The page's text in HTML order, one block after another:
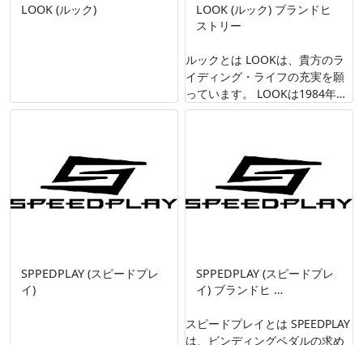
LOOK (ルック)
LOOK (ルック) ブランドヒ
ストリー
ルックとは LOOKは、貴方のラ
イディング・ライフの充実を願
っています。 LOOKは1984年に
最初のオートマチックペダルを
SPPEDPLAY (スピードプレ
イ)
SPPEDPLAY (スピードプレ
イ) ブランドヒ …
スピードプレイとは SPEEDPLAY
は、ビンディングペダルの求め